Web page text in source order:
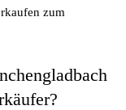
zum